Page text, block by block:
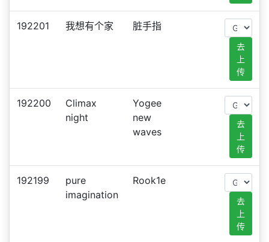
192201 我想有个家 脏手指
去
上
传
192200
Climax
night
Yogee
new
waves
去
上
传
192199
pure
imagination
Rook1e
去
上
传